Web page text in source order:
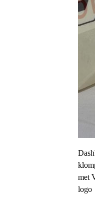
met
logo